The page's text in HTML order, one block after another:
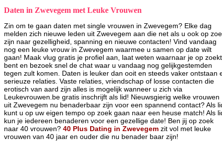
Daten in Zwevegem met Leuke Vrouwen
Zin om te gaan daten met single vrouwen in Zwevegem? Elke dag
melden zich nieuwe leden uit Zwevegem aan die net als u ook op
zijn naar gezelligheid, spanning en nieuwe contacten! Vind vandaag
nog een leuke vrouw in Zwevegem waarmee u samen op date wilt
gaan! Maak vlug gratis je profiel aan, laat weten waarnaar je op zoekt
bent en bezoek snel de chat waar u vandaag nog gelijkgestemden
tegen zult komen. Daten is leuker dan ooit en steeds vaker ontstaan
serieuze relaties. Vaste relaties, vriendschap of losse contacten die
erotisch van aard zijn alles is mogelijk wanneer u zich via
Leukevrouwen.be gratis inschrijft als lid! Nieuwsgierig welke vrouwen
uit Zwevegem nu benaderbaar zijn voor een spannend contact? Als
kunt u op uw eigen tempo op zoek gaan naar een heuse match! Als
kun je iedereen benaderen voor een gezellige date! Ben jij op zoek
naar 40 vrouwen? 40 Plus Dating in Zwevegem zit vol met leuke
vrouwen van 40 jaar en ouder die nu benader baar zijn!